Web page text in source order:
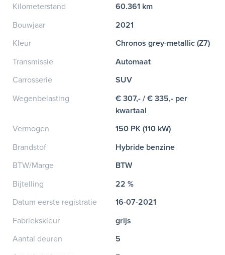
Kilometerstand
60.361 km
Bouwjaar
2021
Kleur
Chronos grey-metallic (Z7)
Transmissie
Automaat
Carrosserie
SUV
Wegenbelasting
€ 307,- / € 335,- per
kwartaal
Vermogen
150 PK (110 kW)
Brandstof
Hybride benzine
BTW/Marge
BTW
Bijtelling
22 %
Datum eerste registratie
16-07-2021
Fabriekskleur
grijs
Aantal deuren
5